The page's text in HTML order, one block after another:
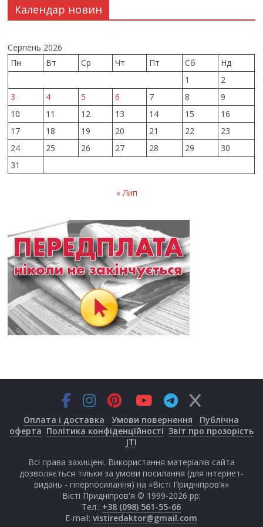
Календар новин
Серпень 2026
Пн
Вт Ср Чт Пт Сб
Нд
1
2
3
4 5 6 7 8
9
10
11 12 13 14 15
16
17
18 19 20 21 22
23
24
25 26 27 28 29
30
31
« Лип
Оплата і доставка Умови повернення
Публічна
оферта Політика конфіденційності Звіт про прозорість
JTI
Всі права захищені. Використання матеріалів сайта
дозволяється тільки за умови посилання (для інтернет-
видань - гіперпосилання) на «Вісті Придніпров’я»
Вісті Придніпров'я © 1999-2026 рр;
Тел.: +38 (098) 561-55-66
E-mail: vistiredaktor@gmail.com